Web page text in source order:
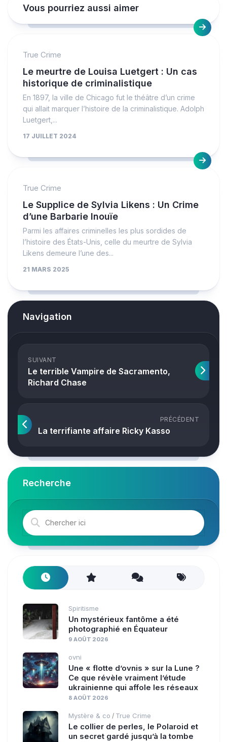
Vous pourriez aussi aimer
True Crime
Le meurtre de Louisa Luetgert : Un cas
historique de criminalistique
En 1897, la ville de Chicago fut le théâtre d’un crime
qui allait marquer l’histoire de la criminalistique. Adolph
Luetgert,...
17 JUILLET 2024
True Crime
Le Supplice de Sylvia Likens : Un Crime
d’une Barbarie Inouïe
Parmi les affaires criminelles les plus sordides de
l’histoire des États-Unis, celle du meurtre de Sylvia
Likens demeure l’une des...
21 MARS 2025
Navigation
SUIVANT
Le terrible Vampire de Sacramento,
Richard Chase
PRÉCÉDENT
La terrifiante affaire Ricky Kasso
Recherche
Spiritisme
Un mystérieux fantôme a été
photographié en Équateur
9 AOÛT 2026
ovni
Une « flotte d’ovnis » sur la Lune ?
Ce que révèle vraiment l’étude
ukrainienne qui affole les réseaux
8 AOÛT 2026
Mystère & co / True Crime
Le collier de perles, le Polaroid et
un secret gardé jusqu’à la tombe